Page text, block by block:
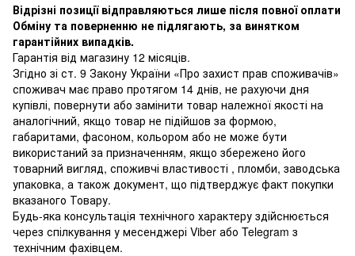
Відрізні позиції відправляються лише після повної оплати
Обміну та поверненню не підлягають, за винятком
гарантійних випадків.
Гарантія від магазину 12 місяців.
Згідно зі ст. 9 Закону України «Про захист прав споживачів»
споживач має право протягом 14 днів, не рахуючи дня
купівлі, повернути або замінити товар належної якості на
аналогічний, якщо товар не підійшов за формою,
габаритами, фасоном, кольором або не може бути
використаний за призначенням, якщо збережено його
товарний вигляд, споживчі властивості , пломби, заводська
упаковка, а також документ, що підтверджує факт покупки
вказаного Товару.
Будь-яка консультація технічного характеру здійснюється
через спілкування у месенджері Viber або Telegram з
технічним фахівцем.